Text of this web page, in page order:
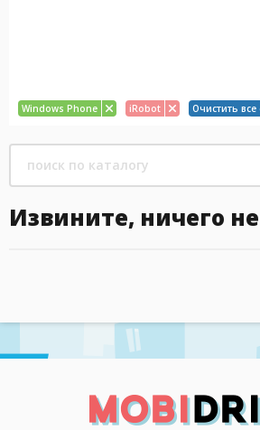
Windows Phone iRobot Очистить
Извините, ничего